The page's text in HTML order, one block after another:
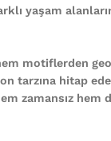
yaşam
motiflerden
tarzına hitap
zamansız hem